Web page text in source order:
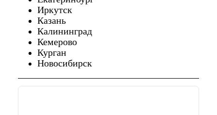
Иркутск
Казань
Калининград
Кемерово
Курган
Новосибирск